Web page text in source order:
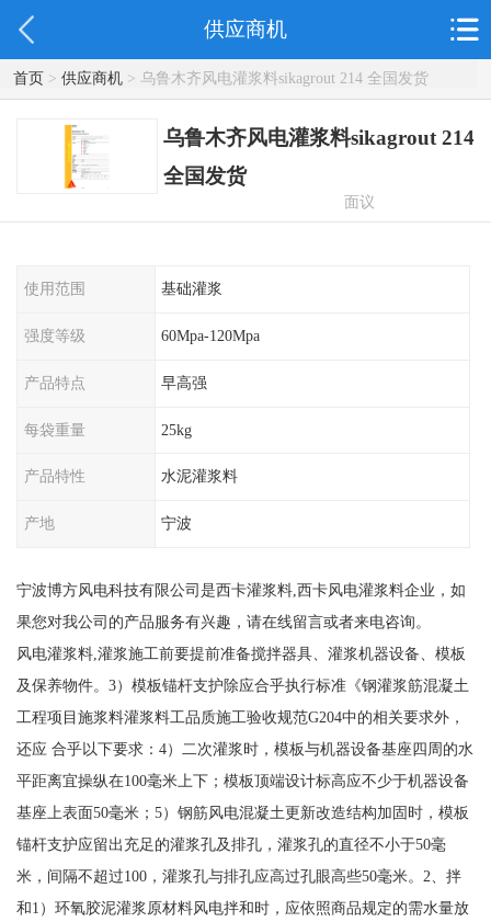
供应商机
首页> 供应商机> 乌鲁木齐风电灌浆料sikagrout 214 全国发货
乌鲁木齐风电灌浆料sikagrout 214
全国发货
面议
使用范围 基础灌浆
强度等级 60Mpa-120Mpa
产品特点 早高强
每袋重量 25kg
产品特性 水泥灌浆料
产地 宁波
宁波博方风电科技有限公司是西卡灌浆料,西卡风电灌浆料企业，如
果您对我公司的产品服务有兴趣，请在线留言或者来电咨询。
风电灌浆料,灌浆施工前要提前准备搅拌器具、灌浆机器设备、模板
及保养物件。3）模板锚杆支护除应合乎执行标准《钢灌浆筋混凝土
工程项目施浆料灌浆料工品质施工验收规范G204中的相关要求外，
还应 合乎以下要求：4）二次灌浆时，模板与机器设备基座四周的水
平距离宜操纵在100毫米上下；模板顶端设计标高应不少于机器设备
基座上表面50毫米；5）钢筋风电混凝土更新改造结构加固时，模板
锚杆支护应留出充足的灌浆孔及排孔，灌浆孔的直径不小于50毫
米，间隔不超过100，灌浆孔与排孔应高过孔眼高些50毫米。2、拌
和1）环氧胶泥灌浆原材料风电拌和时，应依照商品规定的需水量放